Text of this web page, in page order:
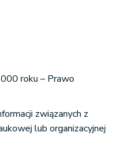
roku – Prawo
związanych z
lub organizacyjnej